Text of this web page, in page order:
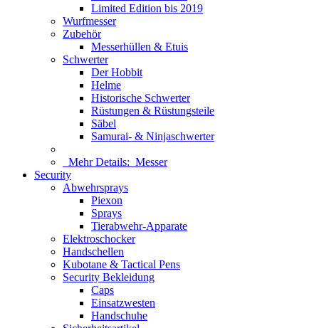
Limited Edition bis 2019
Wurfmesser
Zubehör
Messerhüllen & Etuis
Schwerter
Der Hobbit
Helme
Historische Schwerter
Rüstungen & Rüstungsteile
Säbel
Samurai- & Ninjaschwerter
Mehr Details: Messer
Security
Abwehrsprays
Piexon
Sprays
Tierabwehr-Apparate
Elektroschocker
Handschellen
Kubotane & Tactical Pens
Security Bekleidung
Caps
Einsatzwesten
Handschuhe